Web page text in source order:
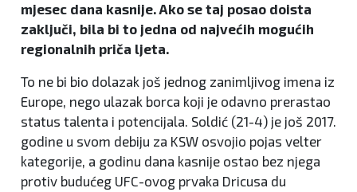
mjesec dana kasnije. Ako se taj posao doista
zaključi, bila bi to jedna od najvećih mogućih
regionalnih priča ljeta.
To ne bi bio dolazak još jednog zanimljivog imena iz
Europe, nego ulazak borca koji je odavno prerastao
status talenta i potencijala. Soldić (21-4) je još 2017.
godine u svom debiju za KSW osvojio pojas velter
kategorije, a godinu dana kasnije ostao bez njega
protiv budućeg UFC-ovog prvaka Dricusa du